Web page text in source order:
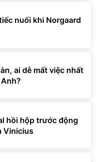
nuối khi Norgaard
ai dễ mất việc nhất
hồi hộp trước động
Vinicius